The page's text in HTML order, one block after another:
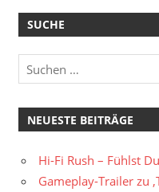
SUCHE
NEUESTE BEITRÄGE
Hi-Fi Rush – Fühlst
Gameplay-Trailer zu